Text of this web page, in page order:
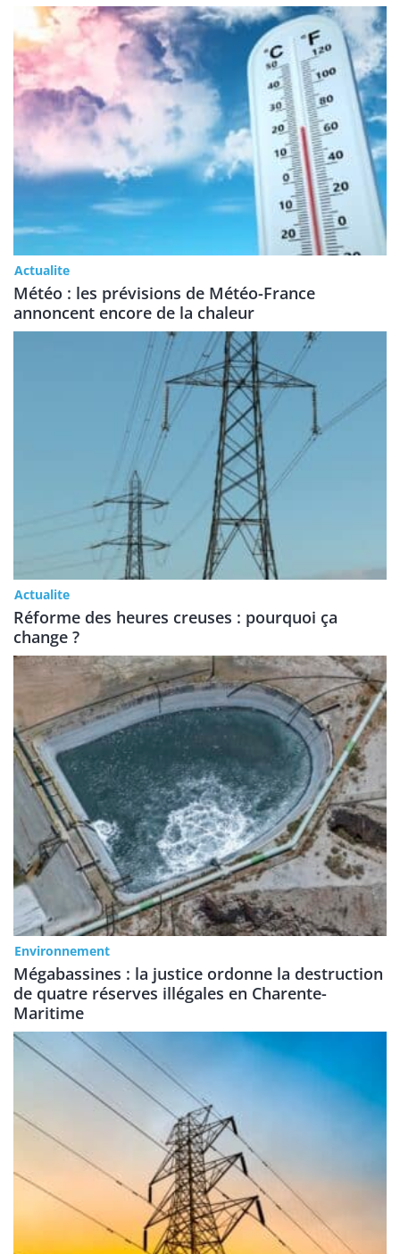
Actualite
Météo : les prévisions de Météo-France
annoncent encore de la chaleur
Actualite
Réforme des heures creuses : pourquoi ça
change ?
Environnement
Mégabassines : la justice ordonne la destruction
de quatre réserves illégales en Charente-
Maritime